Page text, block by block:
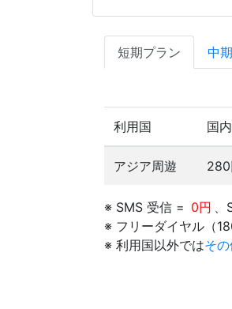
短期プラン 中
利用国 国
アジア周遊 280
※ SMS 受信 = 0円 、
※ フリーダイヤル（
※ 利用国以外ではその